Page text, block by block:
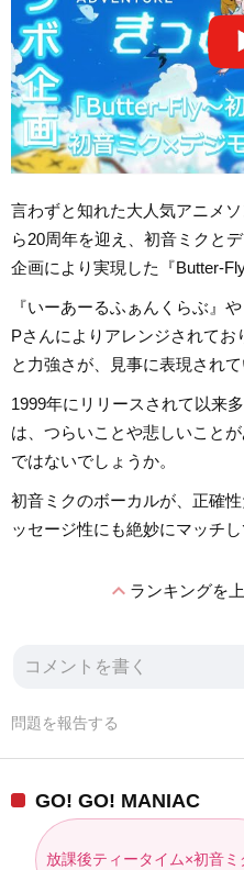
言わずと知れた大人気アニメ
ら20周年を迎え、初音ミクと
企画により実現した『Butter-
『いーあーるふぁんくらぶ』
Pさんによりアレンジされてお
と力強さが、見事に表現されて
1999年にリリースされて以来
は、つらいことや悲しいこと
ではないでしょうか。
初音ミクのボーカルが、正確
ッセージ性にも絶妙にマッチし
expand_lessランキングを
問題を報告する
GO! GO! MANIAC
放課後ティータイム×初音ミ